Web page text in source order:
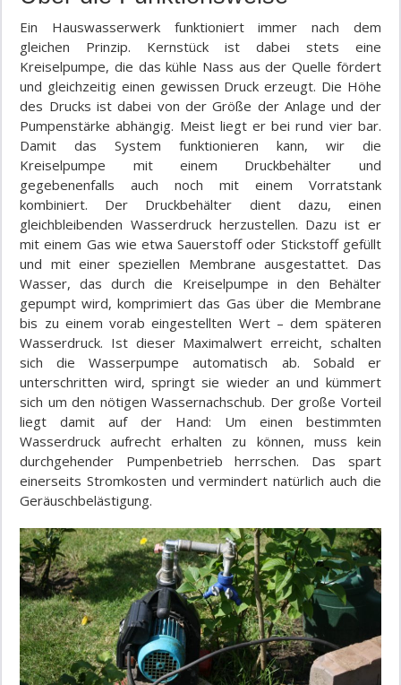
Ein Hauswasserwerk funktioniert immer nach dem
gleichen Prinzip. Kernstück ist dabei stets eine
Kreiselpumpe, die das kühle Nass aus der Quelle fördert
und gleichzeitig einen gewissen Druck erzeugt. Die Höhe
des Drucks ist dabei von der Größe der Anlage und der
Pumpenstärke abhängig. Meist liegt er bei rund vier bar.
Damit das System funktionieren kann, wir die
Kreiselpumpe mit einem Druckbehälter und
gegebenenfalls auch noch mit einem Vorratstank
kombiniert. Der Druckbehälter dient dazu, einen
gleichbleibenden Wasserdruck herzustellen. Dazu ist er
mit einem Gas wie etwa Sauerstoff oder Stickstoff gefüllt
und mit einer speziellen Membrane ausgestattet. Das
Wasser, das durch die Kreiselpumpe in den Behälter
gepumpt wird, komprimiert das Gas über die Membrane
bis zu einem vorab eingestellten Wert – dem späteren
Wasserdruck. Ist dieser Maximalwert erreicht, schalten
sich die Wasserpumpe automatisch ab. Sobald er
unterschritten wird, springt sie wieder an und kümmert
sich um den nötigen Wassernachschub. Der große Vorteil
liegt damit auf der Hand: Um einen bestimmten
Wasserdruck aufrecht erhalten zu können, muss kein
durchgehender Pumpenbetrieb herrschen. Das spart
einerseits Stromkosten und vermindert natürlich auch die
Geräuschbelästigung.